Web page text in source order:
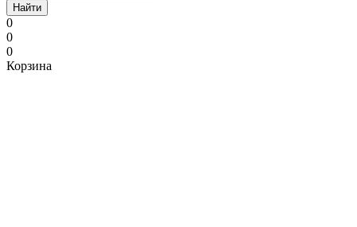
Найти
0
0
0
Корзина